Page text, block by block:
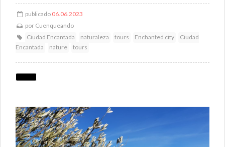
publicado 06.06.2023
por Cuenqueando
Ciudad Encantada
naturaleza tours Enchanted city
Ciudad
Encantada
nature tours